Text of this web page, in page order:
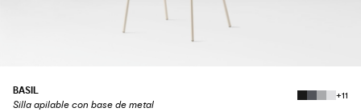
BASIL
Silla apilable con base de metal
+11